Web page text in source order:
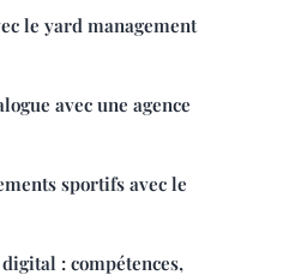
le yard management
avec une agence
sportifs avec le
: compétences,